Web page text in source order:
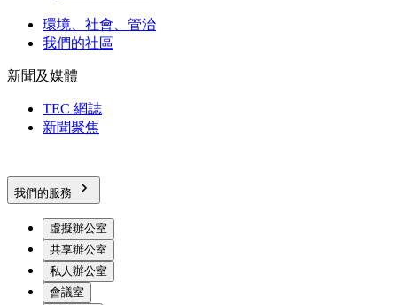
環境、社會、管治
我們的社區
新聞及媒體
TEC 網誌
新聞聚焦
我們的服務
虛擬辦公室
共享辦公室
私人辦公室
會議室